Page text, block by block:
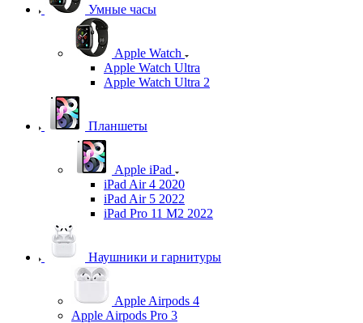
Умные часы
Apple Watch
Apple Watch Ultra
Apple Watch Ultra 2
Планшеты
Apple iPad
iPad Air 4 2020
iPad Air 5 2022
iPad Pro 11 M2 2022
Наушники и гарнитуры
Apple Airpods 4
Apple Airpods Pro 3